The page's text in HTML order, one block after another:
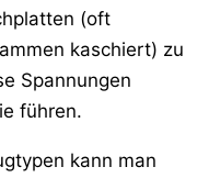
(oft
kaschiert) zu
Spannungen
führen.
kann man